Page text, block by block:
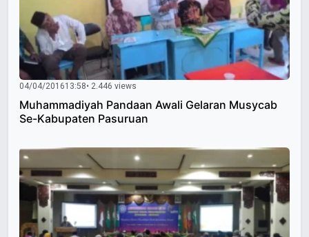
04/04/201613:58• 2.446 views
Muhammadiyah Pandaan Awali Gelaran Musycab
Se-Kabupaten Pasuruan